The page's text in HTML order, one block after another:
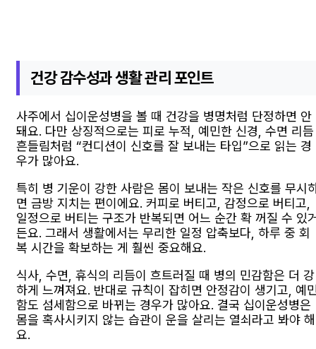
건강 감수성과 생활 관리 포인트
사주에서 십이운성병을 볼 때 건강을 병명처럼 단정하면 안
돼요. 다만 상징적으로는 피로 누적, 예민한 신경, 수면 리듬
흔들림처럼 “컨디션이 신호를 잘 보내는 타입”으로 읽는 경
우가 많아요.
특히 병 기운이 강한 사람은 몸이 보내는 작은 신호를 무시
면 금방 지치는 편이에요. 커피로 버티고, 감정으로 버티고,
일정으로 버티는 구조가 반복되면 어느 순간 확 꺼질 수 있
든요. 그래서 생활에서는 무리한 일정 압축보다, 하루 중 회
복 시간을 확보하는 게 훨씬 중요해요.
식사, 수면, 휴식의 리듬이 흐트러질 때 병의 민감함은 더 강
하게 느껴져요. 반대로 규칙이 잡히면 안정감이 생기고, 예
함도 섬세함으로 바뀌는 경우가 많아요. 결국 십이운성병은
몸을 혹사시키지 않는 습관이 운을 살리는 열쇠라고 봐야 해
요.